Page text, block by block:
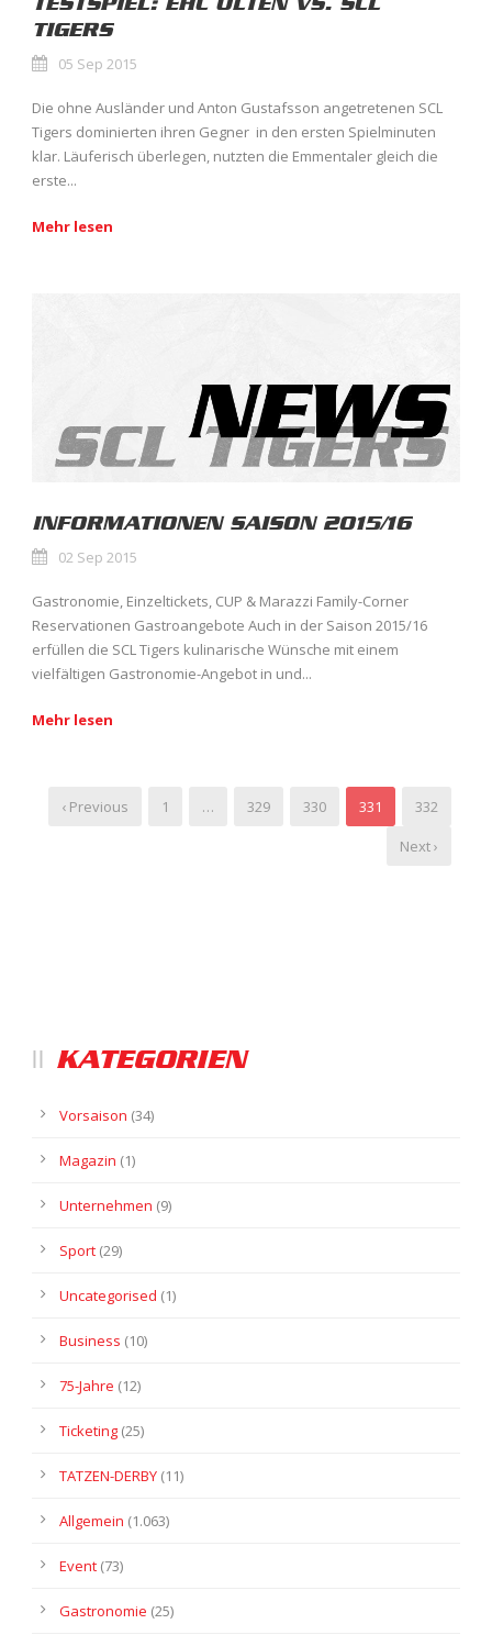
TIGERS
05 Sep 2015
Die ohne Ausländer und Anton Gustafsson angetretenen SCL
Tigers dominierten ihren Gegner in den ersten Spielminuten
klar. Läuferisch überlegen, nutzten die Emmentaler gleich die
erste...
Mehr lesen
INFORMATIONEN SAISON 2015/16
02 Sep 2015
Gastronomie, Einzeltickets, CUP & Marazzi Family-Corner
Reservationen Gastroangebote Auch in der Saison 2015/16
erfüllen die SCL Tigers kulinarische Wünsche mit einem
vielfältigen Gastronomie-Angebot in und...
Mehr lesen
‹ Previous 1 … 329 330 331
332
Next ›
KATEGORIEN
Vorsaison (34)
Magazin (1)
Unternehmen (9)
Sport (29)
Uncategorised (1)
Business (10)
75-Jahre (12)
Ticketing (25)
TATZEN-DERBY (11)
Allgemein (1.063)
Event (73)
Gastronomie (25)